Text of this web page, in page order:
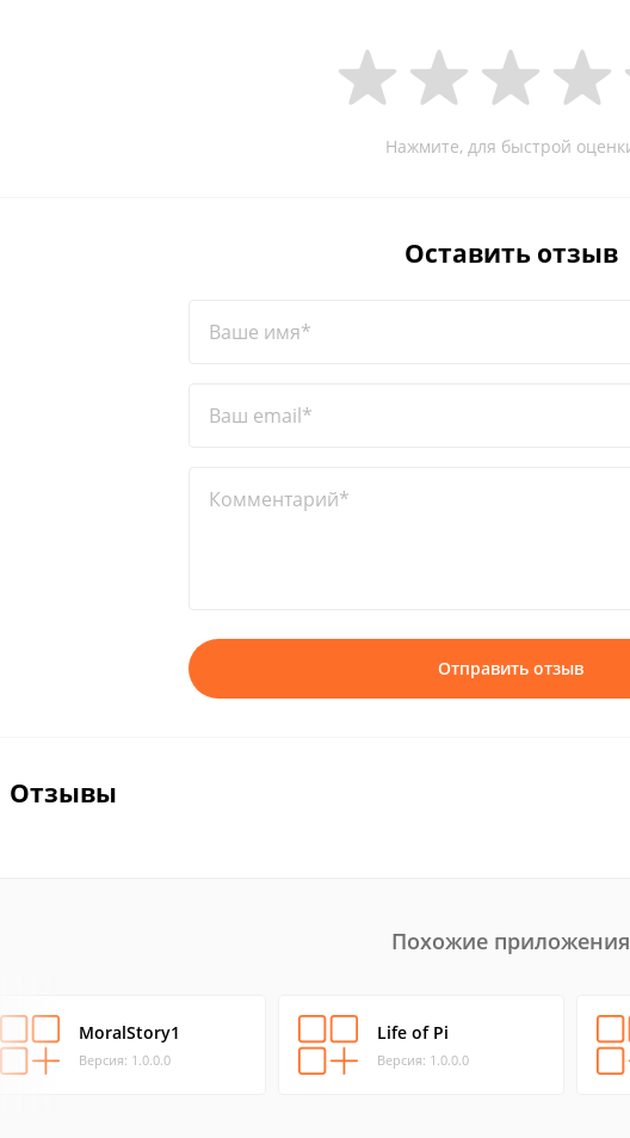
Нажмите, для быстрой
Оставить отзыв
Ваше имя*
Ваш email*
Комментарий*
Отправить отзыв
Отзывы
Похожие приложения
MoralStory1
Версия: 1.0.0.0
Life of Pi
Версия: 1.0.0.0